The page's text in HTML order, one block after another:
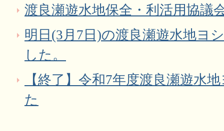
渡良瀬遊水地保全・利活用協議
明日(3月7日)の渡良瀬遊水地ヨ
した。
【終了】令和7年度渡良瀬遊水
た